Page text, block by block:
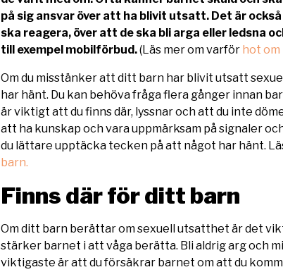
på sig ansvar över att ha blivit utsatt. Det är
ska reagera, över att de ska bli arga eller ledsna
till exempel mobilförbud.(Läs mer om varför hot om
Om du misstänker att ditt barn har blivit utsatt
har hänt. Du kan behöva fråga flera gånger innan
är viktigt att du finns där, lyssnar och att du inte
att ha kunskap och vara uppmärksam på signaler
du lättare upptäcka tecken på att något har hänt.
barn.
Finns där för ditt barn
Om ditt barn berättar om sexuell utsatthet är det
stärker barnet i att våga berätta. Bli aldrig arg och
viktigaste är att du försäkrar barnet om att du